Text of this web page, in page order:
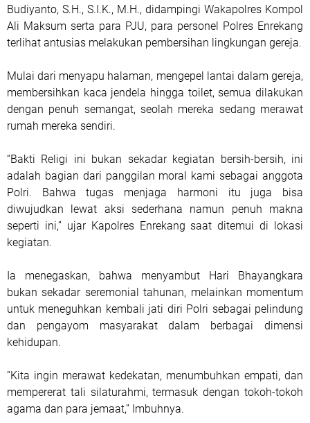
Budiyanto, S.H., S.I.K., M.H., didampingi Wakapolres Kompol
Ali Maksum serta para PJU, para personel Polres Enrekang
terlihat antusias melakukan pembersihan lingkungan gereja.
Mulai dari menyapu halaman, mengepel lantai dalam gereja,
membersihkan kaca jendela hingga toilet, semua dilakukan
dengan penuh semangat, seolah mereka sedang merawat
rumah mereka sendiri.
“Bakti Religi ini bukan sekadar kegiatan bersih-bersih, ini
adalah bagian dari panggilan moral kami sebagai anggota
Polri. Bahwa tugas menjaga harmoni itu juga bisa
diwujudkan lewat aksi sederhana namun penuh makna
seperti ini,” ujar Kapolres Enrekang saat ditemui di lokasi
kegiatan.
Ia menegaskan, bahwa menyambut Hari Bhayangkara
bukan sekadar seremonial tahunan, melainkan momentum
untuk meneguhkan kembali jati diri Polri sebagai pelindung
dan pengayom masyarakat dalam berbagai dimensi
kehidupan.
“Kita ingin merawat kedekatan, menumbuhkan empati, dan
mempererat tali silaturahmi, termasuk dengan tokoh-tokoh
agama dan para jemaat,” Imbuhnya.